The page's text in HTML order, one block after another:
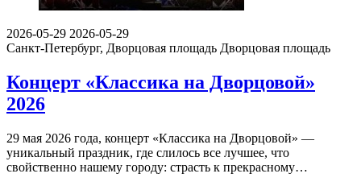
2026-05-29 2026-05-29
Санкт-Петербург, Дворцовая площадь Дворцовая площадь
Концерт «Классика на Дворцовой»
2026
29 мая 2026 года, концерт «Классика на Дворцовой» —
уникальный праздник, где слилось все лучшее, что
свойственно нашему городу: страсть к прекрасному…